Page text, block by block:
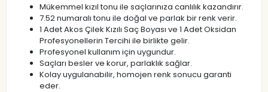
Mükemmel kızıl tonu ile saçlarınıza canlılık kazandırır.
7.52 numaralı tonu ile doğal ve parlak bir renk verir.
1 Adet Akos Çilek Kızılı Saç Boyası ve 1 Adet Oksidan
Profesyonellerin Tercihi ile birlikte gelir.
Profesyonel kullanım için uygundur.
Saçları besler ve korur, parlaklık sağlar.
Kolay uygulanabilir, homojen renk sonucu garanti
eder.